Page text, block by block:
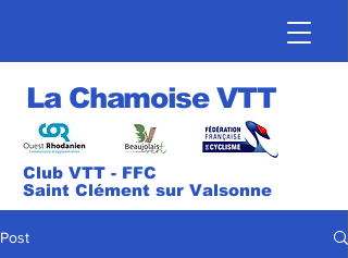
La Chamoise VTT
Club VTT - FFC
Saint Clément sur Valsonne
Post